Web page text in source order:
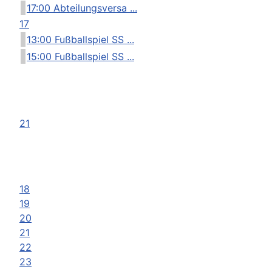
17:00 Abteilungsversa ...
17
13:00 Fußballspiel SS ...
15:00 Fußballspiel SS ...
21
18
19
20
21
22
23